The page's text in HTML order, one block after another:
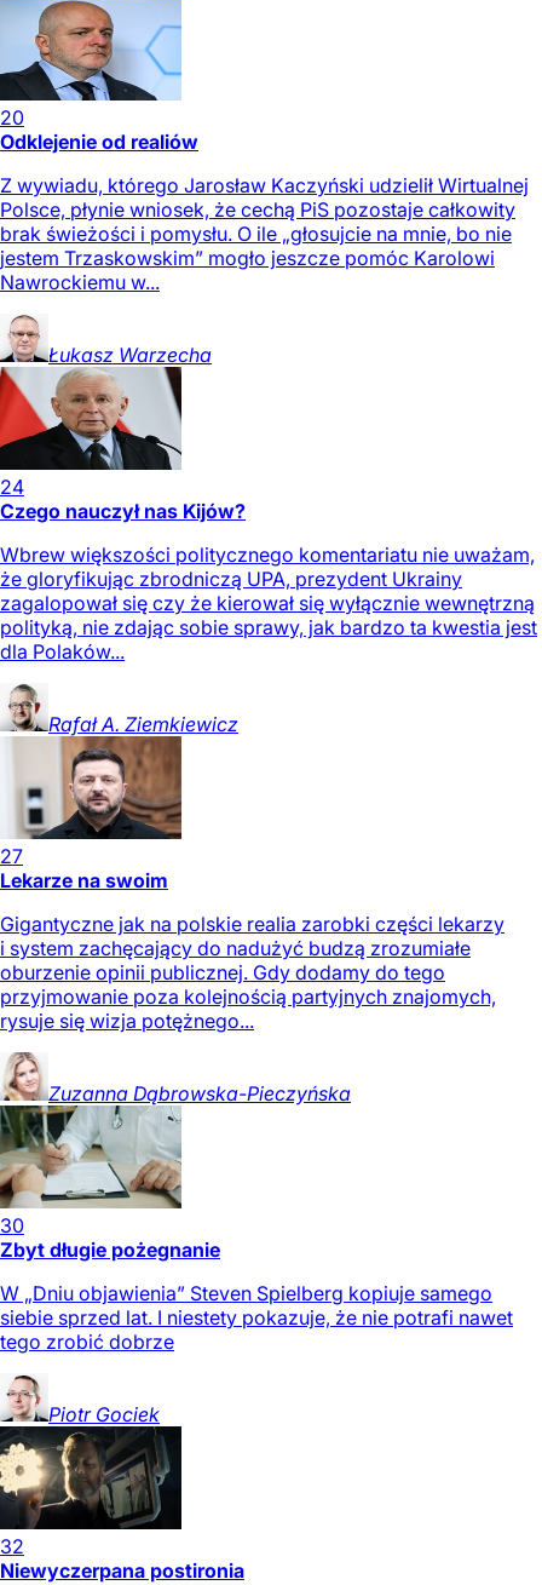
20
Odklejenie od realiów
Z wywiadu, którego Jarosław Kaczyński udzielił Wirtualnej
Polsce, płynie wniosek, że cechą PiS pozostaje całkowity
brak świeżości i pomysłu. O ile „głosujcie na mnie, bo nie
jestem Trzaskowskim” mogło jeszcze pomóc Karolowi
Nawrockiemu w...
Łukasz Warzecha
24
Czego nauczył nas Kijów?
Wbrew większości politycznego komentariatu nie uważam,
że gloryfikując zbrodniczą UPA, prezydent Ukrainy
zagalopował się czy że kierował się wyłącznie wewnętrzną
polityką, nie zdając sobie sprawy, jak bardzo ta kwestia jest
dla Polaków...
Rafał A. Ziemkiewicz
27
Lekarze na swoim
Gigantyczne jak na polskie realia zarobki części lekarzy
i system zachęcający do nadużyć budzą zrozumiałe
oburzenie opinii publicznej. Gdy dodamy do tego
przyjmowanie poza kolejnością partyjnych znajomych,
rysuje się wizja potężnego...
Zuzanna Dąbrowska-Pieczyńska
30
Zbyt długie pożegnanie
W „Dniu objawienia” Steven Spielberg kopiuje samego
siebie sprzed lat. I niestety pokazuje, że nie potrafi nawet
tego zrobić dobrze
Piotr Gociek
32
Niewyczerpana postironia